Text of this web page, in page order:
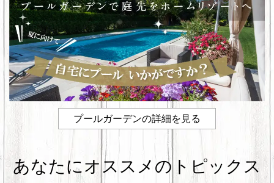
プールガーデンの詳細を見る
あなたにオススメのトピックス